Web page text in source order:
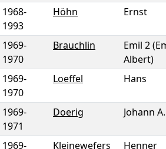
1968-
1993
Höhn Ernst
1969-
1970
Brauchlin
Emil 2
Albert)
1969-
1970
Loeffel Hans
1969-
1971
Doerig Johann A.
1969- Kleinewefers Henner